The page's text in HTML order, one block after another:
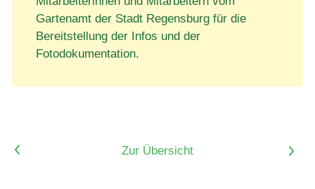
Gartenamt der Stadt Regensburg für die
Bereitstellung der Infos und der
Fotodokumentation.
< Zur Übersicht >